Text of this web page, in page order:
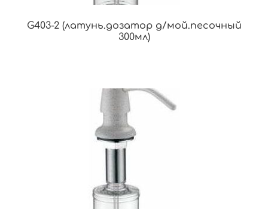
G403-2 (латунь.дозатор д/мой.песочный
300мл)